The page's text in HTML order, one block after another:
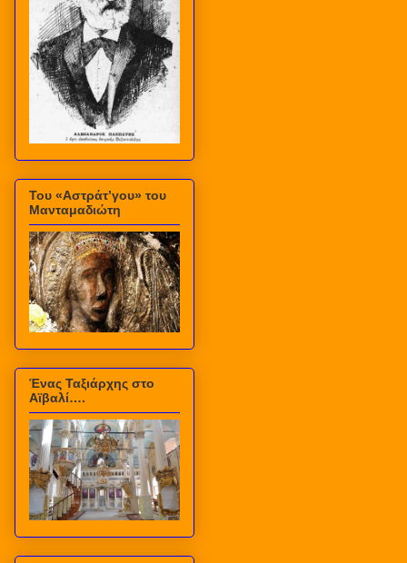
Του «Αστράτ’γου» του
Μανταμαδιώτη
Ένας Ταξιάρχης στο
Αϊβαλί….